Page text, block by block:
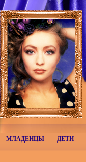
МЛАДЕНЦЫ ДЕТИ